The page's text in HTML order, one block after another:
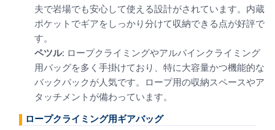
夫で岩場でも安心して使える設計がされています。内蔵
ポケットでギアをしっかり分けて収納できる点が好評で
す。
ペツル: ロープクライミングやアルパインクライミング
用バッグを多く手掛けており、特に大容量かつ機能的な
バックパックが人気です。ロープ用の収納スペースやア
タッチメントが備わっています。
ロープクライミング用ギアバッグ